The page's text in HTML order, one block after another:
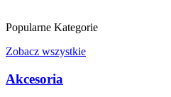
Popularne Kategorie
Zobacz wszystkie
Akcesoria